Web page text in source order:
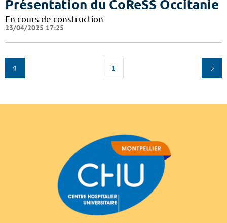
Présentation du CoReSS Occitanie
En cours de construction
23/04/2025 17:25
1